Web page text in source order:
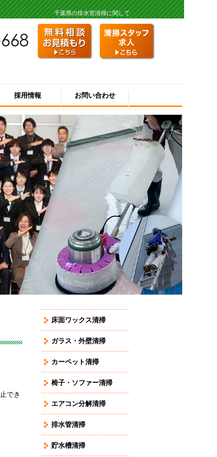
千葉県の排水管清掃に関して
採用情報 お問い合わせ
でき
床面ワックス清掃
ガラス・外壁清掃
カーペット清掃
椅子・ソファー清掃
エアコン分解清掃
排水管清掃
貯水槽清掃